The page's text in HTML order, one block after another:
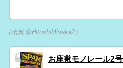
（出典 @HitoshiMisaka2）
お座敷モノレール2号